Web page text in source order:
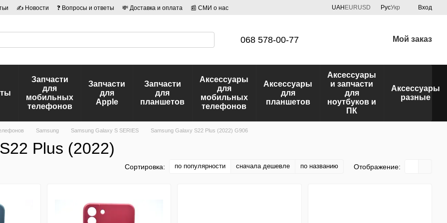
✍ Новости ❓ Вопросы и ответы 💸 Доставка и оплата
📰 СМИ о нас
UAH EURUSD РусУкр Вход
068 578-00-77 Мой заказ
Запчасти
для
мобильных
телефонов
Запчасти
для
Apple
Запчасти
для
планшетов
Аксессуары
для
мобильных
телефонов
Аксессуары
для
планшетов
Аксессуары
и запчасти
для
ноутбуков и
ПК
Аксессуары
разные
Samsung Samsung Galaxy S SERIES Samsung Galaxy S22 Plus (2022) G906
Plus (2022)
Сортировка: по популярности сначала дешевле по названию Отображение: